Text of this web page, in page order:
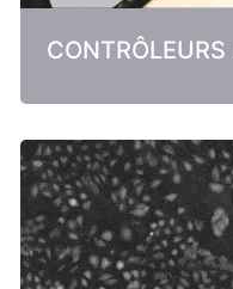
CONTRÔLEURS